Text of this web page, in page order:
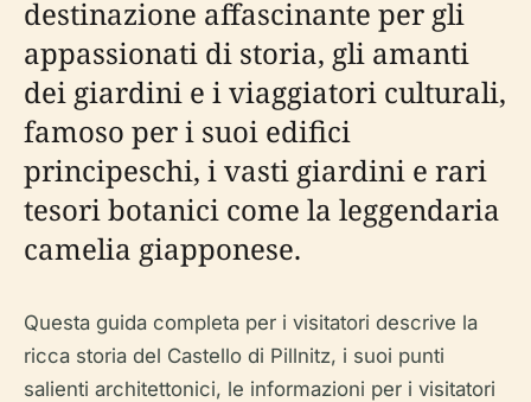
destinazione affascinante per gli
appassionati di storia, gli amanti
dei giardini e i viaggiatori culturali,
famoso per i suoi edifici
principeschi, i vasti giardini e rari
tesori botanici come la leggendaria
camelia giapponese.
Questa guida completa per i visitatori descrive la
ricca storia del Castello di Pillnitz, i suoi punti
salienti architettonici, le informazioni per i visitatori